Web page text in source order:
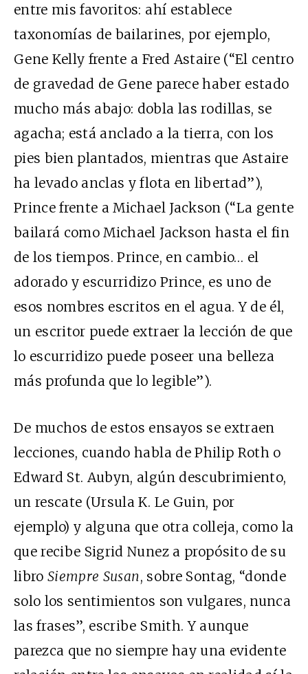
entre mis favoritos: ahí establece
taxonomías de bailarines, por ejemplo,
Gene Kelly frente a Fred Astaire (“El centro
de gravedad de Gene parece haber estado
mucho más abajo: dobla las rodillas, se
agacha; está anclado a la tierra, con los
pies bien plantados, mientras que Astaire
ha levado anclas y flota en libertad”),
Prince frente a Michael Jackson (“La gente
bailará como Michael Jackson hasta el fin
de los tiempos. Prince, en cambio… el
adorado y escurridizo Prince, es uno de
esos nombres escritos en el agua. Y de él,
un escritor puede extraer la lección de que
lo escurridizo puede poseer una belleza
más profunda que lo legible”).
De muchos de estos ensayos se extraen
lecciones, cuando habla de Philip Roth o
Edward St. Aubyn, algún descubrimiento,
un rescate (Ursula K. Le Guin, por
ejemplo) y alguna que otra colleja, como la
que recibe Sigrid Nunez a propósito de su
libroSiempre Susan, sobre Sontag, “donde
solo los sentimientos son vulgares, nunca
las frases”, escribe Smith. Y aunque
parezca que no siempre hay una evidente